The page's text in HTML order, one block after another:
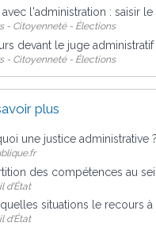
avec l'administration : saisir
- Citoyenneté - Élections
devant le juge administratif
- Citoyenneté - Élections
plus
une justice administrative ?
des compétences au
d'État
quelles situations le recours
d'État